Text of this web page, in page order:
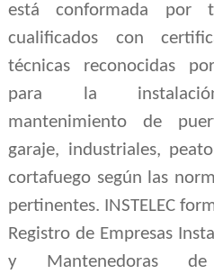
está conformada por
cualificados con
técnicas reconocidas
para la
mantenimiento de
garaje, industriales,
cortafuego según las
pertinentes. INSTELEC
Registro de Empresas
y Mantenedoras